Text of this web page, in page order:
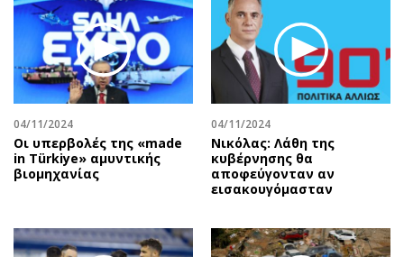
Ενέργεια
Ναυτιλία
Περιβάλλον
Ελλάδα
Κόσμος
Παράξενα
Πολιτισμός
Μουσική
Γυναίκα
Showbiz
Ταξίδια
Συνταγές
Έξοδος
Media
Εκπομπές
Wine routes
Uncut
04/11/2024
Οι υπερβολές της «made
in Türkiye» αμυντικής
βιομηχανίας
04/11/2024
Νικόλας: Λάθη της
κυβέρνησης θα
αποφεύγονταν αν
εισακουγόμασταν